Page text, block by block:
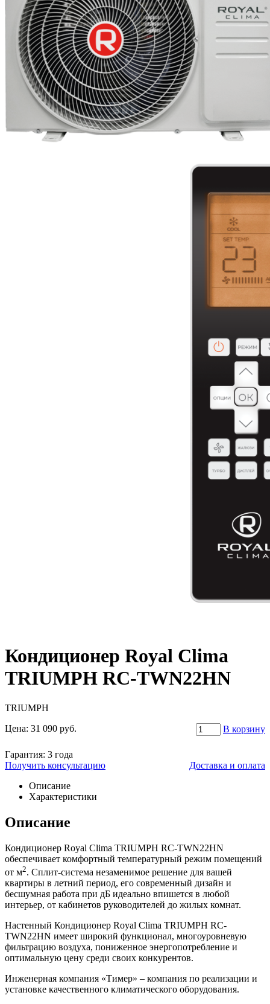
Кондиционер Royal Clima
TRIUMPH RC-TWN22HN
TRIUMPH
Цена: 31 090 руб. В корзину
Гарантия: 3 года
Получить консультацию
Доставка и оплата
Описание
Характеристики
Описание
Кондиционер Royal Clima TRIUMPH RC-TWN22HN
обеспечивает комфортный температурный режим помещений
от м2. Сплит-система незаменимое решение для вашей
квартиры в летний период, его современный дизайн и
бесшумная работа при дБ идеально впишется в любой
интерьер, от кабинетов руководителей до жилых комнат.
Настенный Кондиционер Royal Clima TRIUMPH RC-
TWN22HN имеет широкий функционал, многоуровневую
фильтрацию воздуха, пониженное энергопотребление и
оптимальную цену среди своих конкурентов.
Инженерная компания «Тимер» – компания по реализации и
установке качественного климатического оборудования.